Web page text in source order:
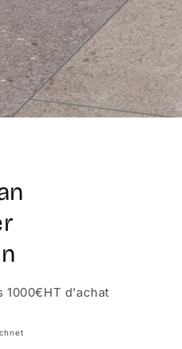
1000€HT d'achat